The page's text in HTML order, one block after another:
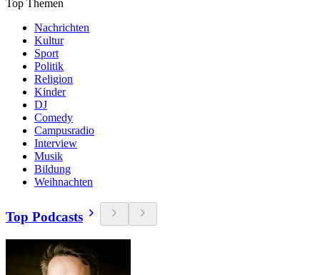
Top Themen
Nachrichten
Kultur
Sport
Politik
Religion
Kinder
DJ
Comedy
Campusradio
Interview
Musik
Bildung
Weihnachten
Top Podcasts